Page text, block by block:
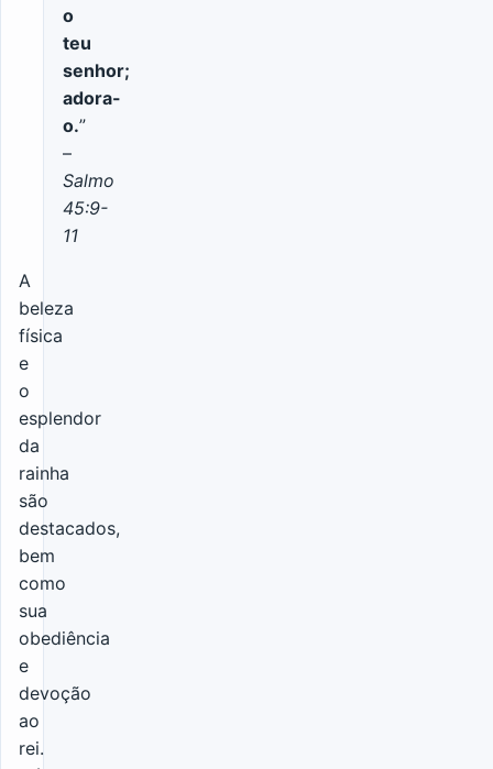
o
teu
senhor;
adora-
o.”
–
Salmo
45:9-
11
A
beleza
física
e
o
esplendor
da
rainha
são
destacados,
bem
como
sua
obediência
e
devoção
ao
rei.